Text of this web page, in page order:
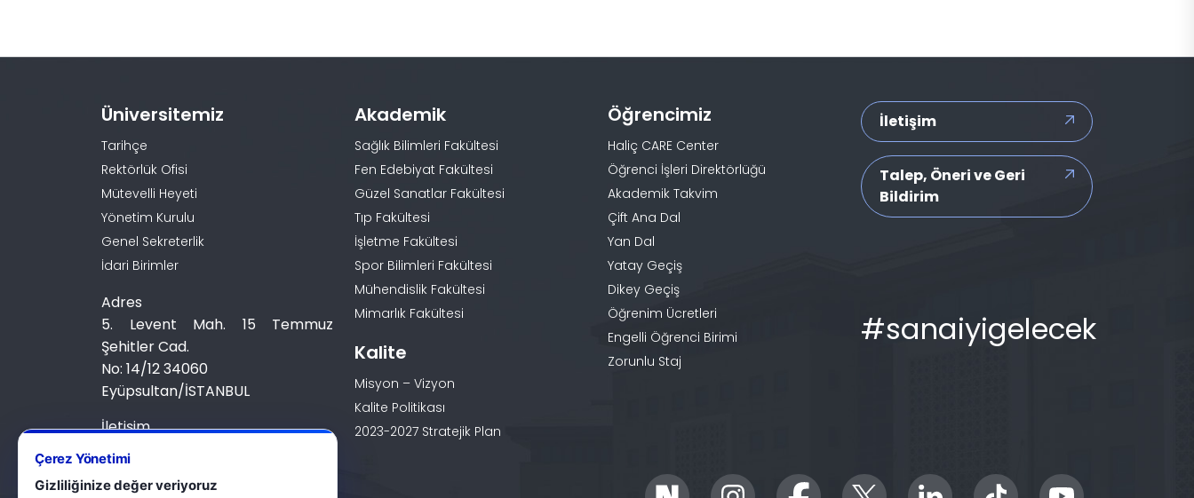
Üniversitemiz
Tarihçe
Rektörlük Ofisi
Mütevelli Heyeti
Yönetim Kurulu
Genel Sekreterlik
İdari Birimler
Adres
5. Levent Mah. 15 Temmuz
Şehitler Cad.
No: 14/12 34060
Eyüpsultan/İSTANBUL
İletişim
0 (212) 924 24 44
Akademik
Sağlık Bilimleri Fakültesi
Fen Edebiyat Fakültesi
Güzel Sanatlar Fakültesi
Tıp Fakültesi
İşletme Fakültesi
Spor Bilimleri Fakültesi
Mühendislik Fakültesi
Mimarlık Fakültesi
Kalite
Misyon – Vizyon
Kalite Politikası
2023-2027 Stratejik Plan
Öğrencimiz
Haliç CARE Center
Öğrenci İşleri Direktörlüğü
Akademik Takvim
Çift Ana Dal
Yan Dal
Yatay Geçiş
Dikey Geçiş
Öğrenim Ücretleri
Engelli Öğrenci Birimi
Zorunlu Staj
İletişim
Talep, Öneri ve Geri
Bildirim
#sanaiyigelecek
Çerez Yönetimi
Gizliliğinize değer veriyoruz